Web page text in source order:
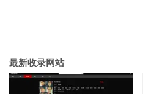
最新收录网站